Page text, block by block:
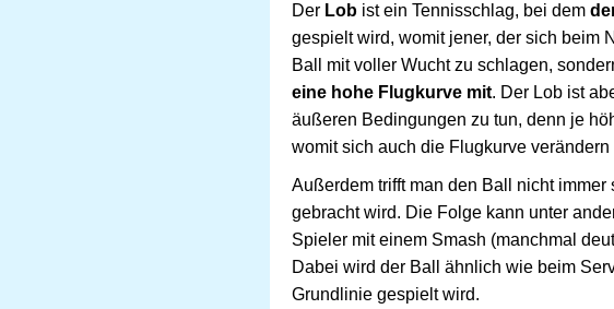
Der Lob ist ein Tennisschlag, bei dem
gespielt wird, womit jener, der sich beim
Ball mit voller Wucht zu schlagen,
eine hohe Flugkurve mit. Der Lob ist
äußeren Bedingungen zu tun, denn je
womit sich auch die Flugkurve
Außerdem trifft man den Ball nicht
gebracht wird. Die Folge kann unter
Spieler mit einem Smash (manchmal
Dabei wird der Ball ähnlich wie beim
Grundlinie gespielt wird.